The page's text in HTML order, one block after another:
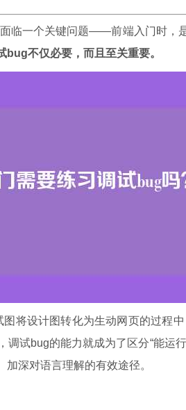
临一个关键问题——前端入门时，
不仅必要，而且至关重要。
将设计图转化为生动网页的过程
试bug的能力就成为了区分“能运
深对语言理解的有效途径。